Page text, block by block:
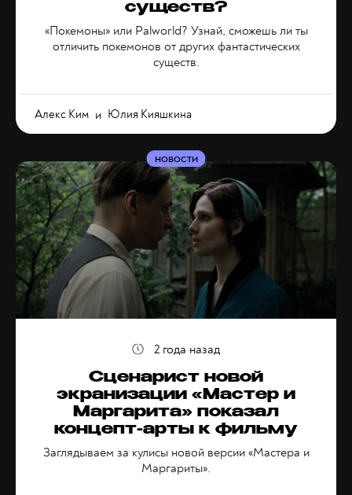
существ?
«Покемоны» или Palworld? Узнай, сможешь ли ты
отличить покемонов от других фантастических
существ.
Алекс Ким и Юлия Кияшкина
Сценарист новой
экранизации «Мастер и
Маргарита» показал
концепт-арты к фильму
Заглядываем за кулисы новой версии «Мастера и
Маргариты».
НОВОСТИ
2 года назад